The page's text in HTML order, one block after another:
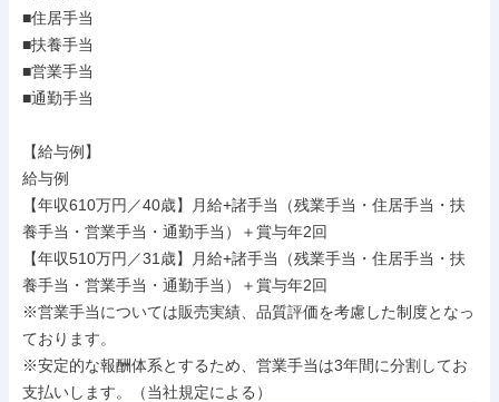
■住居手当
■扶養手当
■営業手当
■通勤手当
【給与例】
給与例
【年収610万円／40歳】⽉給+諸⼿当（残業⼿当・住居⼿当・扶
養⼿当・営業⼿当・通勤⼿当）＋賞与年2回
【年収510万円／31歳】⽉給+諸⼿当（残業⼿当・住居⼿当・扶
養⼿当・営業⼿当・通勤⼿当）＋賞与年2回
※営業⼿当については販売実績、品質評価を考慮した制度となっ
ております。
※安定的な報酬体系とするため、営業⼿当は3年間に分割してお
⽀払いします。（当社規定による）